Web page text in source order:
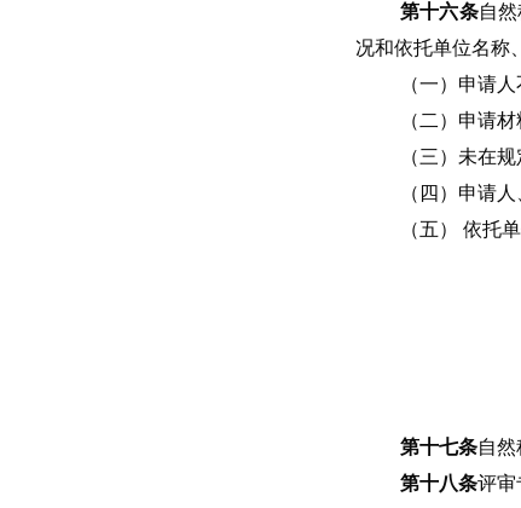
第十六条自然
况和依托单位名称
（一）申请
（二）申请
（三）未在
（四）申请
（五） 依托
第十七条自
第十八条评审